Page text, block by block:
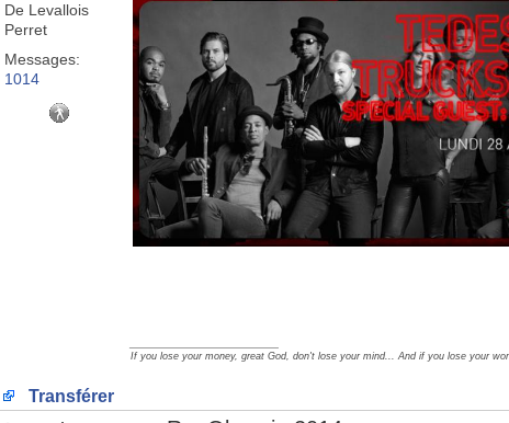
De Levallois
Perret
Messages:
1014
If you lose your money, great God, don't lose your mind... And if you lose your
Transférer